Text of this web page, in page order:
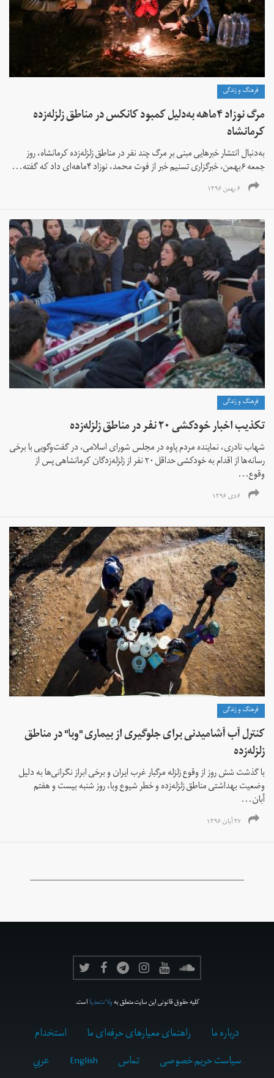
فرهنگ و زندگی
مرگ نوزاد ۴ماهه به‌دلیل کمبود کانکس در مناطق زلزله‌زده
کرمانشاه
به‌دنبال انتشار خبرهایی مبنی بر مرگ چند نفر در مناطق زلزله‌زده کرمانشاه، روز
جمعه ۶بهمن، خبرگزاری تسنیم خبر از فوت محمد، نوزاد ۴ماهه‌ای داد که گفته...
۶ بهمن ۱۳۹۶
فرهنگ و زندگی
تکذیب اخبار خودکشی ۲۰ نفر در مناطق زلزله‌زده
شهاب نادری، نماینده مردم پاوه در مجلس شورای اسلامی، در گفت‌وگویی با برخی
رسانه‌ها از اقدام به خودکشی حداقل ۲۰ نفر از زلزله‌زدگان کرمانشاهی پس از
وقوع...
۶ دی ۱۳۹۶
فرهنگ و زندگی
کنترل آب آشامیدنی برای جلوگیری از بیماری "وبا" در مناطق
زلزله‌زده
با گذشت شش روز از وقوع زلزله مرگبار غرب ایران و برخی ابراز نگرانی‌ها به دلیل
وضعیت بهداشتی مناطق زلزله‌زده و خطر شیوع وبا، روز شنبه بیست و هفتم
آبان...
۲۷ آبان ۱۳۹۶
کلیه حقوق قانونی این سایت متعلق بهولانت‌مدیااست.
درباره ما راهنمای معیارهای حرفه‌ای ما
استخدام
سیاست حریم خصوصی
تماس English عربي